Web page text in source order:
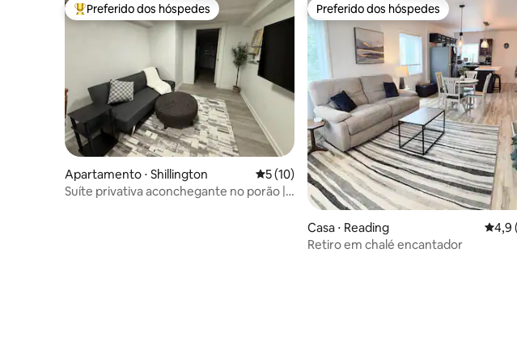
Entre os melhores preferidos dos hóspedes
Preferido dos hóspedes
Apartamento ⋅ Shillington 5 de uma avaliação média de 5, 10 avaliações
5 (10)
Suíte privativa aconchegante no porão |
Preferido dos hóspedes
Preferido dos hóspedes
Casa ⋅ Reading 4,94,9
Retiro em chalé encantador